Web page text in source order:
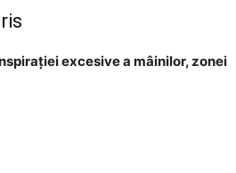
excesive a mâinilor, zonei